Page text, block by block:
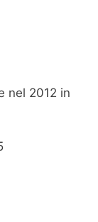
nel 2012 in